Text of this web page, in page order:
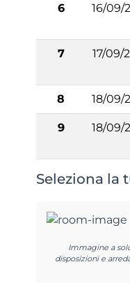
6 16/09/
7 17/09/
8 18/09/
9 18/09/
Seleziona la
Immagine a
disposizioni e